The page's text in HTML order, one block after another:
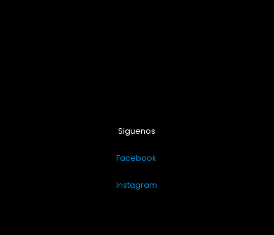
Siguenos
Facebook
Instagram